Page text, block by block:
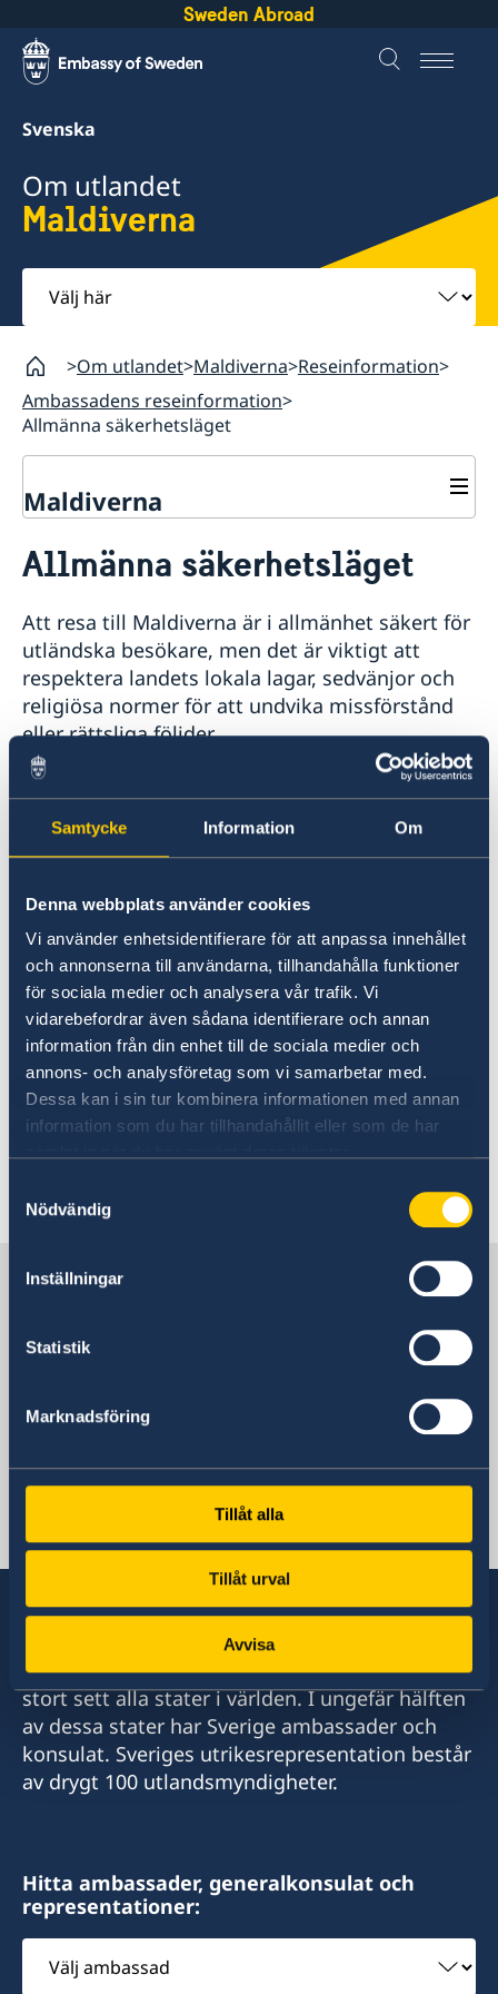
Samtycke Information Om
Denna webbplats använder cookies
Vi använder enhetsidentifierare för att anpassa innehållet
och annonserna till användarna, tillhandahålla funktioner
för sociala medier och analysera vår trafik. Vi
vidarebefordrar även sådana identifierare och annan
information från din enhet till de sociala medier och
annons- och analysföretag som vi samarbetar med.
Dessa kan i sin tur kombinera informationen med annan
information som du har tillhandahållit eller som de har
Nödvändig
Inställningar
Statistik
Marknadsföring
Tillåt alla
Tillåt urval
Avvisa
Sweden Abroad
Svenska
Om utlandet
Maldiverna
Välj
här
Om utlandet Maldiverna Reseinformation
Ambassadens reseinformation
Allmänna säkerhetsläget
Maldiverna
Hjälp till svenskar på Maldiverna
Pass på Maldiverna
Advokatlista
Ambassadens reseinformation
Aktuella händelser
Allmänna säkerhetsläget
Terrorism
Naturförhållanden och katastrofer
In- och utresebestämmelser
Hälso- och sjukvård
Lokala lagar och sedvänjor
Generell reseinformation - Maldiverna
Allmänna säkerhetsläget
Att resa till Maldiverna är i allmänhet säkert för
utländska besökare, men det är viktigt att
respektera landets lokala lagar, sedvänjor och
religiösa normer för att undvika missförstånd
eller rättsliga följder.
Turister bör vara medvetna om den förhöjda
risken för drunkningsolyckor, särskilt vid
snorkling, simning och båtturer. Följ
flytväst när det rekommenderas.
I Maldivernas huvudstad Male förekommer
ibland politiska demonstrationer, och det råder
ett generellt hot om terrorism. Besökare
uppmanas att iaktta försiktighet i centrala
områden, särskilt vid större folksamlingar, och
att hålla sig informerade via lokala
myndigheter samt medier.
Sverige i Maldiverna
Sveriges ambassad
Indien, New Delhi
Svenska konsulat
Male (Maldiverna)
E-post:
male@consulateofsweden.in
Sveriges honorärkonsulat i Male
Hulhumale'
Post Code: 23000
Rep of Maldives
Sverige har diplomatiska förbindelser med i
stort sett alla stater i världen. I ungefär hälften
av dessa stater har Sverige ambassader och
konsulat. Sveriges utrikesrepresentation består
av drygt 100 utlandsmyndigheter.
Hitta ambassader, generalkonsulat och
representationer:
Välj
ambassad